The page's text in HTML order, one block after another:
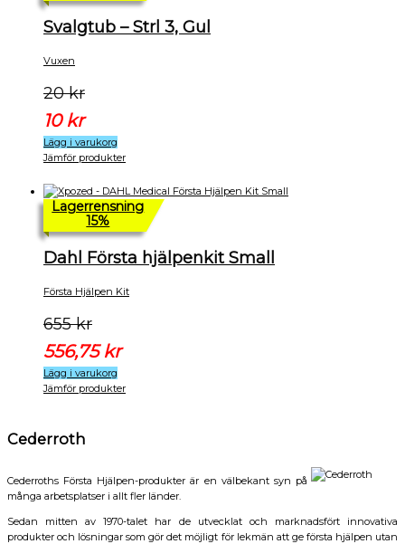
Svalgtub – Strl 3, Gul
Vuxen
20kr
10 kr
Lägg i varukorg
Jämför produkter
Lagerrensning
15%
Dahl Första hjälpenkit Small
Första Hjälpen Kit
655kr
556,75kr
Lägg i varukorg
Jämför produkter
Cederroth
Cederroths Första Hjälpen-produkter är en välbekant syn på
många arbetsplatser i allt fler länder.
Sedan mitten av 1970-talet har de utvecklat och marknadsfört innovativa
produkter och lösningar som gör det möjligt för lekmän att ge första hjälpen utan